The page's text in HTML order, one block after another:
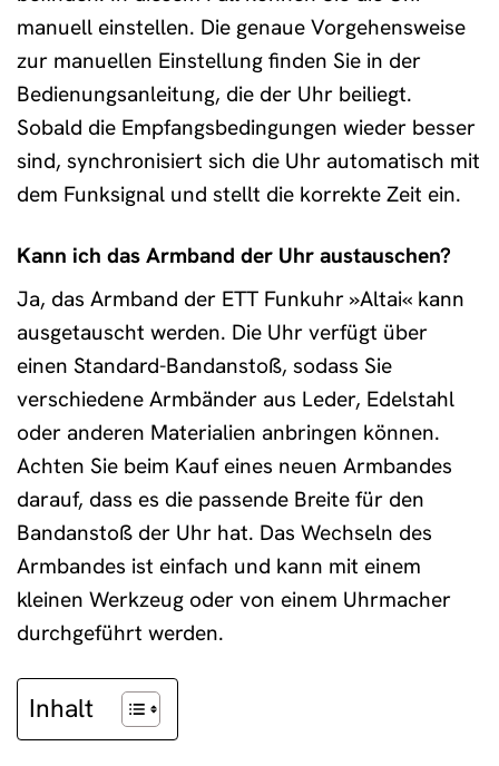
manuell einstellen. Die genaue Vorgehensweise
zur manuellen Einstellung finden Sie in der
Bedienungsanleitung, die der Uhr beiliegt.
Sobald die Empfangsbedingungen wieder besser
sind, synchronisiert sich die Uhr automatisch mit
dem Funksignal und stellt die korrekte Zeit ein.
Kann ich das Armband der Uhr austauschen?
Ja, das Armband der ETT Funkuhr »Altai« kann
ausgetauscht werden. Die Uhr verfügt über
einen Standard-Bandanstoß, sodass Sie
verschiedene Armbänder aus Leder, Edelstahl
oder anderen Materialien anbringen können.
Achten Sie beim Kauf eines neuen Armbandes
darauf, dass es die passende Breite für den
Bandanstoß der Uhr hat. Das Wechseln des
Armbandes ist einfach und kann mit einem
kleinen Werkzeug oder von einem Uhrmacher
durchgeführt werden.
Inhalt